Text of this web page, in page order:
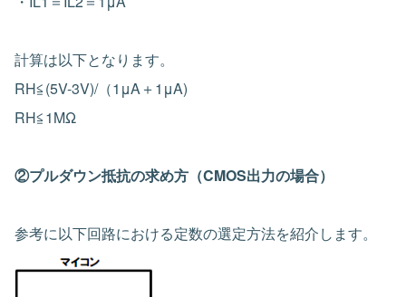
計算は以下となります。
RH≦(5V-3V)/（1μA＋1μA)
RH≦1MΩ
②プルダウン抵抗の求め方（CMOS出力の場合）
参考に以下回路における定数の選定方法を紹介します。